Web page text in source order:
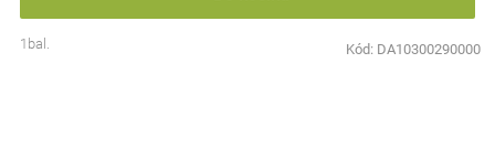
1bal. Kód: DA10300290000